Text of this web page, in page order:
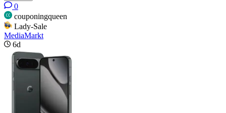
0
couponingqueen
Lady-Sale
MediaMarkt
6d